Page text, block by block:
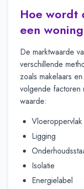
Hoe wordt
een
De marktwaarde
verschillende
zoals makelaars
volgende factoren
waarde:
Vloeroppervlak
Ligging
Isolatie
Energielabel